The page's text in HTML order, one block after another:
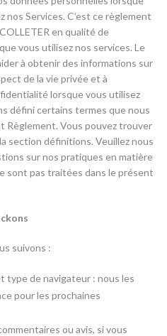
Services. C’est ce règlement
en qualité de
vous utilisez nos services. Le
à obtenir des informations sur
de la vie privée et à
lorsque vous utilisez
défini certains termes que nous
Règlement. Vous pouvez trouver
section définitions. Veuillez nous
sur nos pratiques en matière
sont pas traitées dans le présent
suivons :
type de navigateur : nous les
pour les prochaines
ou avis, si vous